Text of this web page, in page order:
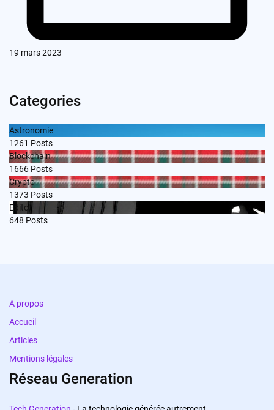
19 mars 2023
Categories
Astronomie
1261 Posts
Blockchain
1666 Posts
Crypto
1373 Posts
Edito
648 Posts
A propos
Accueil
Articles
Mentions légales
Réseau Generation